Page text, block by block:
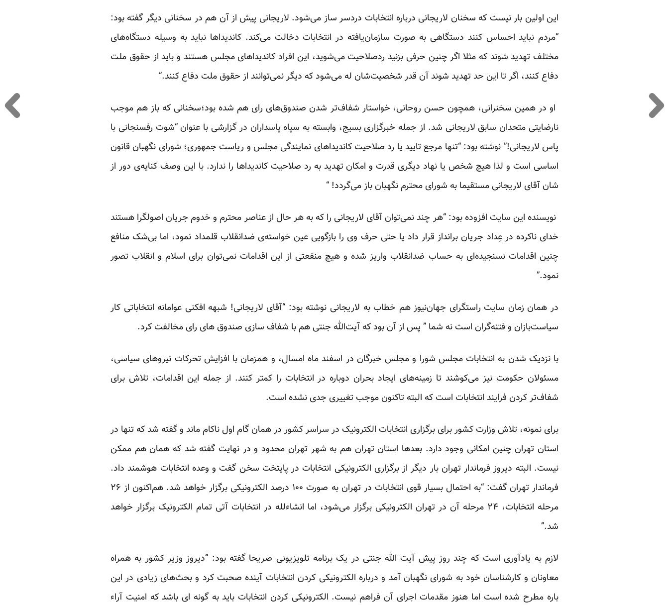
این اولین بار نیست که سخنان لاریجانی درباره انتخابات دردسر ساز می‌شود. لاریجانی پیش از آن هم در سخنانی دیگر گفته بود:
“مردم نباید احساس کنند دستگاهی به صورت سازمان‌یافته در انتخابات دخالت می‌کند. کاندیداها نباید به وسیله دستگاه‌های
مختلف تهدید شوند که مثلا اگر چنین حرفی بزنید ردصلاحیت می‌شوید، این افراد کاندیداهای مجلس هستند و باید از حقوق ملت
دفاع کنند، اگر تا این حد تهدید شوند آن قدر شخصیت‌شان له می‌شود که دیگر نمی‌توانند از حقوق ملت دفاع کنند.”
او در همین سخنرانی،همچون حسن روحانی، خواستار شفاف‌تر شدن صندوق‌های رای هم شده بود؛سخنانی که باز هم موجب
نارضایتی متحدان سابق لاریجانی شد. از جمله خبرگزاری بسیج، وابسته به سپاه پاسداران در گزارشی با عنوان “شوت رفسنجانی با
پاس لاریجانی!” نوشته بود: “تنها مرجع تایید یا رد صلاحیت کاندیداهای نمایندگی مجلس و ریاست جمهوری؛ شورای نگهبان قانون
اساسی است و لذا هیچ شخص یا نهاد دیگری قدرت و امکان تهدید به رد صلاحیت کاندیداها را ندارد. با این وصف کنایه‌ی دور از
شان آقای لاریجانی مستقیما به شورای محترم نگهبان باز می‌گردد! “
نویسنده این سایت افزوده بود: “هر چند نمی‌توان آقای لاریجانی را که به هر حال از عناصر محترم و خدوم جریان اصولگرا هستند
خدای ناکرده در عِداد جریان برانداز قرار داد یا حتی حرف وی را بازگویی عین خواسته‌ی ضدانقلاب قلمداد نمود، اما بی‌شک منافع
چنین اقدامات نسنجیده‌ای به حساب ضدانقلاب واریز شده و هیچ منفعتی از این اقدامات نمی‌توان برای اسلام و انقلاب تصور
نمود.”
در همان زمان سایت راستگرای جهان‌نیوزهم خطاب به لاریجانی نوشته بود: “آقای لاریجانی! شبهه افکنی عوامانه انتخاباتی کار
سیاست‌بازان و فتنه‌گران است نه شما ” پس از آن بود که آیت‌الله جنتی هم با شفاف سازی صندوق های رای مخالفت کرد.
با نزدیک شدن به انتخابات مجلس شورا و مجلس خبرگان در اسفند ماه امسال، و همزمان با افزایش تحرکات نیروهای سیاسی،
مسئولان حکومت نیز می‌کوشند تا زمینه‌های ایجاد بحران دوباره در انتخابات را کمتر کنند. از جمله این اقدامات، تلاش برای
شفاف‌تر کردن فرایند انتخابات است که البته تاکنون موجب تغییری جدی نشده است.
برای نمونه، تلاش وزارت کشور برای برگزاری انتخابات الکترونیک در سراسر کشور در همان گام اول ناکام ماند و گفته ‌شد که تنها در
استان تهران چنین امکانی وجود دارد. بعدها استان تهران هم به شهر تهران محدود و در نهایت گفته شد که همان هم ممکن
نیست. البته دیروز فرماندار تهران بار دیگر ازبرگزاری الکترونیکی انتخابات در پایتخت سخن گفت و وعده انتخابات هوشمند داد.
فرماندار تهران
گفت: “به احتمال بسیار قوی انتخابات در تهران به صورت ۱۰۰ درصد الکترونیکی برگزار خواهد شد. هم‌اکنون از ۲۶
مرحله انتخابات، ۲۴ مرحله آن در تهران الکترونیکی برگزار می‌شود، اما انشاءلله در انتخابات آتی تمام الکترونیک برگزار خواهد
شد.”
لازم به یادآوری است که چند روز پیش آیت الله جنتی در یک برنامه تلویزیونی صریحاگفته بود: “دیروز وزیر کشور به همراه
معاونان و کارشناسان خود به شورای نگهبان آمد و درباره الکترونیکی کردن انتخابات آینده صحبت کرد و بحث‌های زیادی در این
باره مطرح شده است اما هنوز مقدمات اجرای آن فراهم نیست. الکترونیکی کردن انتخابات باید به گونه ای باشد که امنیت آراء